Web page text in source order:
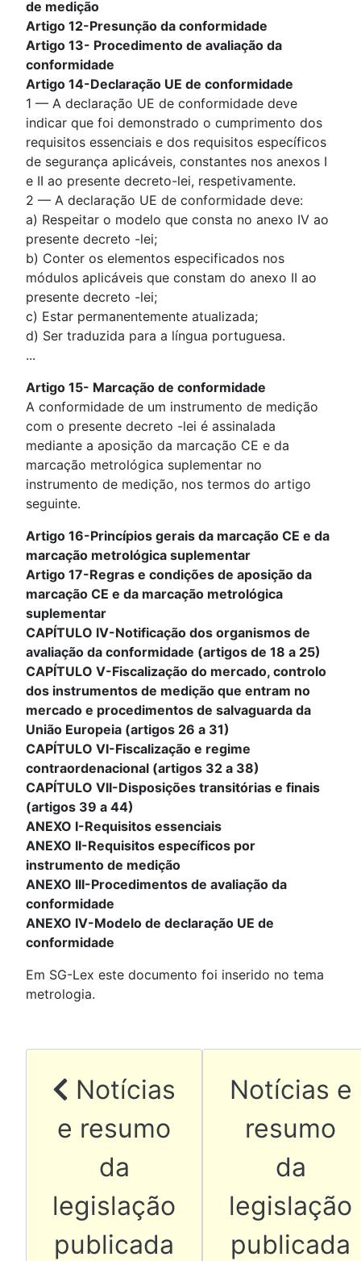
de medição
Artigo 12-Presunção da conformidade
Artigo 13- Procedimento de avaliação da
conformidade
Artigo 14-Declaração UE de conformidade
1 — A declaração UE de conformidade deve
indicar que foi demonstrado o cumprimento dos
requisitos essenciais e dos requisitos específicos
de segurança aplicáveis, constantes nos anexos I
e II ao presente decreto-lei, respetivamente.
2 — A declaração UE de conformidade deve:
a) Respeitar o modelo que consta no anexo IV ao
presente decreto -lei;
b) Conter os elementos especificados nos
módulos aplicáveis que constam do anexo II ao
presente decreto -lei;
c) Estar permanentemente atualizada;
d) Ser traduzida para a língua portuguesa.
...
Artigo 15- Marcação de conformidade
A conformidade de um instrumento de medição
com o presente decreto -lei é assinalada
mediante a aposição da marcação CE e da
marcação metrológica suplementar no
instrumento de medição, nos termos do artigo
seguinte.
Artigo 16-Princípios gerais da marcação CE e da
marcação metrológica suplementar
Artigo 17-Regras e condições de aposição da
marcação CE e da marcação metrológica
suplementar
CAPÍTULO IV-Notificação dos organismos de
avaliação da conformidade (artigos de 18 a 25)
CAPÍTULO V-Fiscalização do mercado, controlo
dos instrumentos de medição que entram no
mercado e procedimentos de salvaguarda da
União Europeia (artigos 26 a 31)
CAPÍTULO VI-Fiscalização e regime
contraordenacional (artigos 32 a 38)
CAPÍTULO VII-Disposições transitórias e finais
(artigos 39 a 44)
ANEXO I-Requisitos essenciais
ANEXO II-Requisitos específicos por
instrumento de medição
ANEXO III-Procedimentos de avaliação da
conformidade
ANEXO IV-Modelo de declaração UE de
conformidade
Em SG-Lex este documento foi inserido no tema
metrologia.
Artigo anterior: Notícias
Notícias
e resumo
da
legislação
publicada
Artigo
Notícias e
resumo
da
legislação
publicada